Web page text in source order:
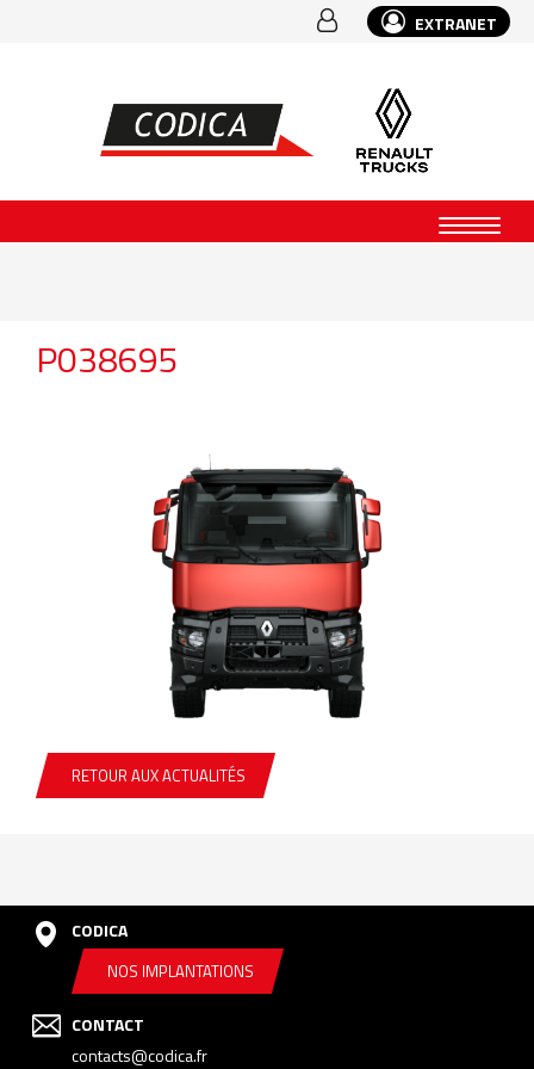
EXTRANET
P038695
RETOUR AUX ACTUALITÉS
CODICA
NOS IMPLANTATIONS
CONTACT
contacts@codica.fr